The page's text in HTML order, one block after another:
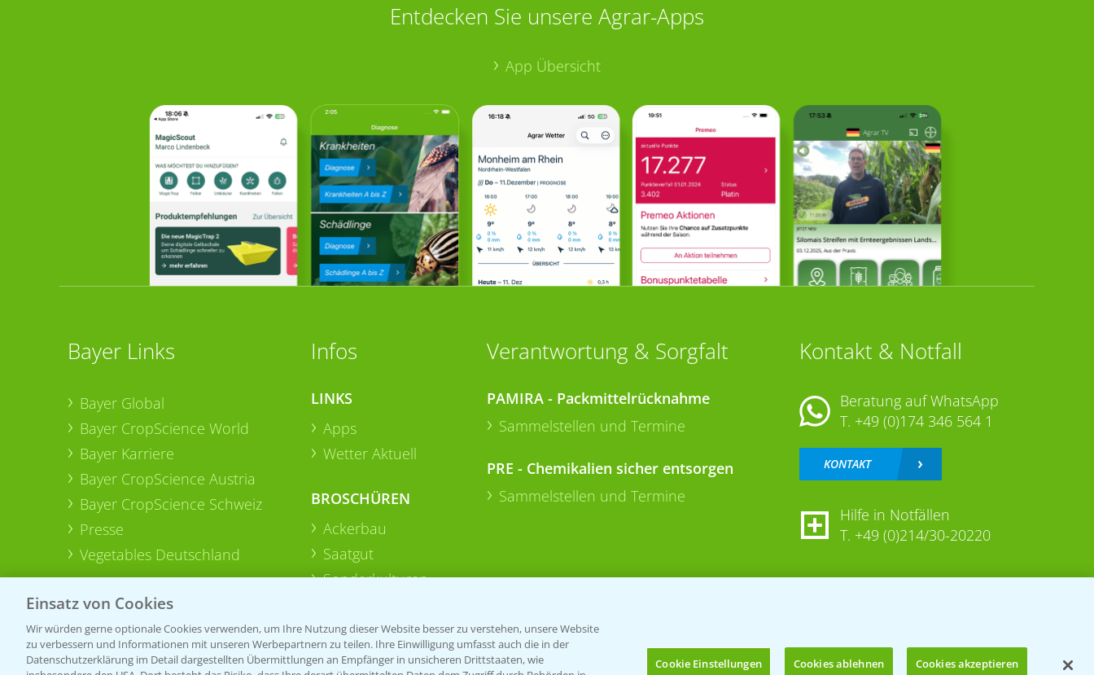
Entdecken Sie unsere Agrar-Apps
App Übersicht
Bayer Links
Bayer Global
Bayer CropScience World
Bayer Karriere
Bayer CropScience Austria
Bayer CropScience Schweiz
Presse
Vegetables Deutschland
Infos
LINKS
Apps
Wetter Aktuell
BROSCHÜREN
Ackerbau
Saatgut
Sonderkulturen
Verantwortung & Sorgfalt
PAMIRA - Packmittelrücknahme
Sammelstellen und Termine
PRE - Chemikalien sicher entsorgen
Sammelstellen und Termine
Kontakt & Notfall
Beratung auf WhatsApp
T. +49 (0)174 346 564 1
KONTAKT
Hilfe in Notfällen
T. +49 (0)214/30-20220
Einsatz von Cookies
Wir würden gerne optionale Cookies verwenden, um Ihre Nutzung dieser Website besser zu verstehen, unsere Website
zu verbessern und Informationen mit unseren Werbepartnern zu teilen. Ihre Einwilligung umfasst auch die in der
Datenschutzerklärung im Detail dargestellten Übermittlungen an Empfänger in unsicheren Drittstaaten, wie
Cookie Einstellungen Cookies ablehnen Cookies akzeptieren